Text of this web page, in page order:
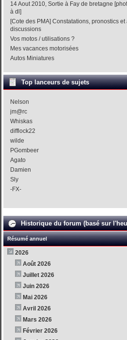
14 Aout 2010, Sortie à Fay de bretagne
à dl]
[Cote des PMA] Constatations, pronostics et
discussions
Vos motos / utilisations ?
Mes vacances motorisées
Autos Miniatures
Top lanceurs de sujets
Nelson
jm@rc
Whiskas
difflock22
wilde
PGombeer
Agato
Damien
Sly
-FX-
Historique du forum (basé sur
Résumé annuel
2026
Août 2026
Juillet 2026
Juin 2026
Mai 2026
Avril 2026
Mars 2026
Février 2026